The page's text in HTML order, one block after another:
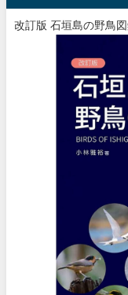
改訂版 石垣島の野鳥